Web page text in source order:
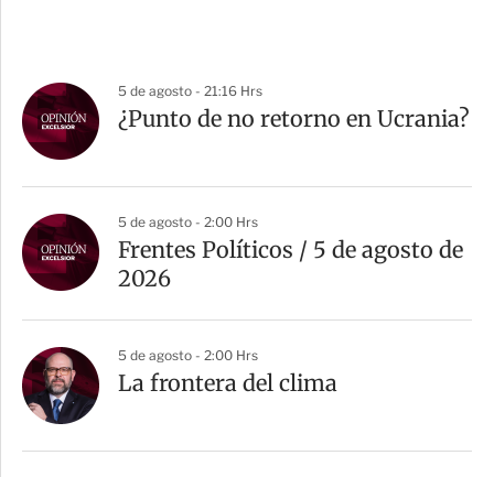
5 de agosto - 21:16 Hrs
¿Punto de no retorno en Ucrania?
5 de agosto - 2:00 Hrs
Frentes Políticos / 5 de agosto de
2026
5 de agosto - 2:00 Hrs
La frontera del clima